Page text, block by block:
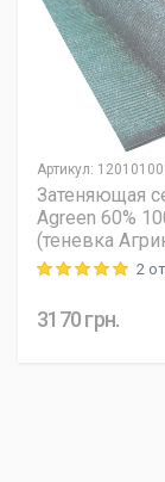
Артикул:
Затеняющая
Agreen 60%
(теневка
Rating: 5 out of 5
2
3170грн.